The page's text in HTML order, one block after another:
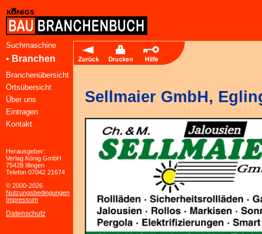
Suchmaschine
• Branchen
Branchenübersicht
Ortsübersicht
Über uns
Eintragen
Kontakt
Herausgeber:
Verlag König GmbH
75428 Illingen
Telefon 07042 21674
© 2000-2026
Nutzungsbedingungen
Impressum
Datenschutz
Sellmaier GmbH,